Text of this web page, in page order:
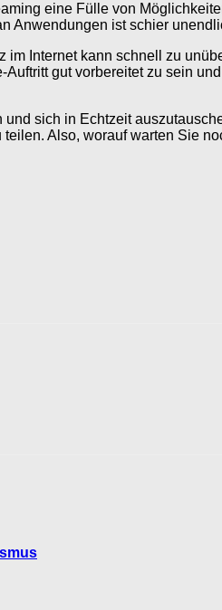
eine Fülle von
Anwendungen ist schier
Internet kann schnell zu
gut vorbereitet zu sein
sich in Echtzeit
Also, worauf warten Sie